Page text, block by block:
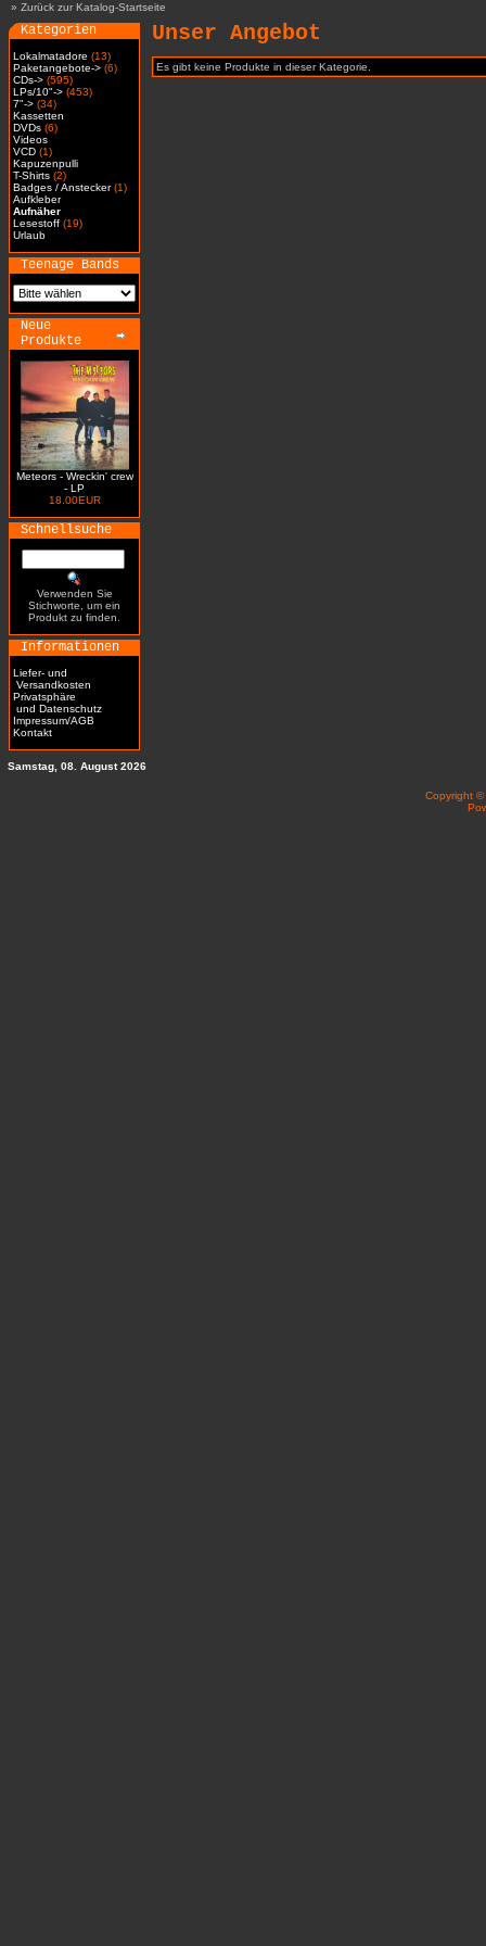
» Zurück zur Katalog-Startseite
Kategorien
Lokalmatadore (13)
Paketangebote-> (6)
CDs-> (595)
LPs/10"-> (453)
7"-> (34)
Kassetten
DVDs (6)
Videos
VCD (1)
Kapuzenpulli
T-Shirts (2)
Badges / Anstecker(1)
Aufkleber
Aufnäher
Lesestoff (19)
Urlaub
Teenage Bands
Neue
Produkte
Meteors - Wreckin' crew
- LP
18.00EUR
Schnellsuche
Verwenden Sie
Stichworte, um ein
Produkt zu finden.
Informationen
Liefer- und
Versandkosten
Privatsphäre
und Datenschutz
Impressum/AGB
Kontakt
Unser Angebot
Es gibt keine Produkte in dieser Kategorie.
Samstag, 08. August 2026
Copyright